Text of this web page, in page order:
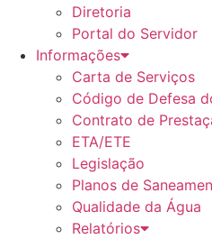
Diretoria
Portal do Servidor
Informações
Carta de Serviços
Código de Defesa
Contrato de
ETA/ETE
Legislação
Planos de
Qualidade da Água
Relatórios